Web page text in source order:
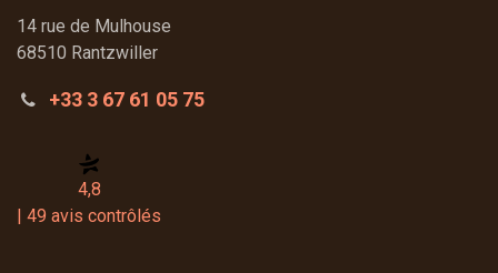
14 rue de Mulhouse
68510 Rantzwiller
+33 3 67 61 05 75
4,8
| 49 avis contrôlés